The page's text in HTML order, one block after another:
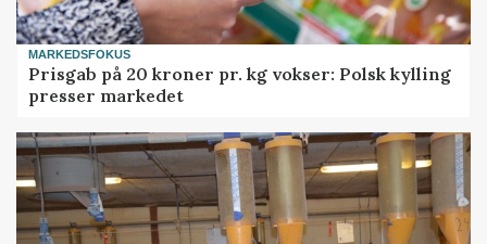
MARKEDSFOKUS
Prisgab på 20 kroner pr. kg vokser: Polsk kylling
presser markedet